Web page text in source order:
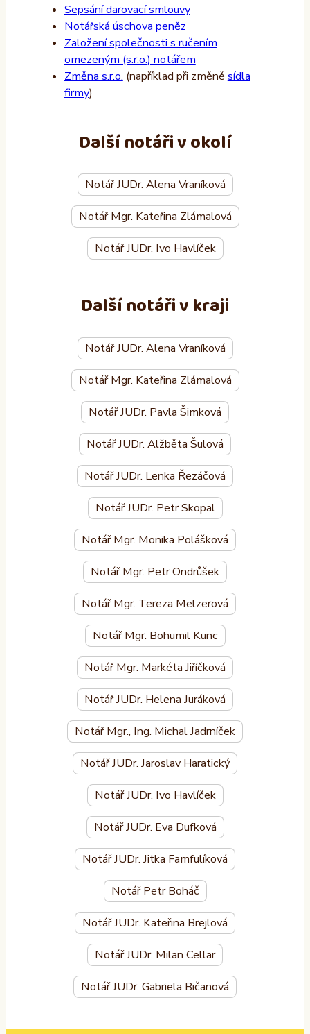
Sepsání darovací smlouvy
Notářská úschova peněz
Založení společnosti s ručením
omezeným (s.r.o.) notářem
Změna s.r.o. (například při změně sídla
firmy)
Další notáři v okolí
Notář JUDr. Alena Vraníková
Notář Mgr. Kateřina Zlámalová
Notář JUDr. Ivo Havlíček
Další notáři v kraji
Notář JUDr. Alena Vraníková
Notář Mgr. Kateřina Zlámalová
Notář JUDr. Pavla Šimková
Notář JUDr. Alžběta Šulová
Notář JUDr. Lenka Řezáčová
Notář JUDr. Petr Skopal
Notář Mgr. Monika Polášková
Notář Mgr. Petr Ondrůšek
Notář Mgr. Tereza Melzerová
Notář Mgr. Bohumil Kunc
Notář Mgr. Markéta Jiříčková
Notář JUDr. Helena Juráková
Notář Mgr., Ing. Michal Jadrníček
Notář JUDr. Jaroslav Haratický
Notář JUDr. Ivo Havlíček
Notář JUDr. Eva Dufková
Notář JUDr. Jitka Famfulíková
Notář Petr Boháč
Notář JUDr. Kateřina Brejlová
Notář JUDr. Milan Cellar
Notář JUDr. Gabriela Bičanová